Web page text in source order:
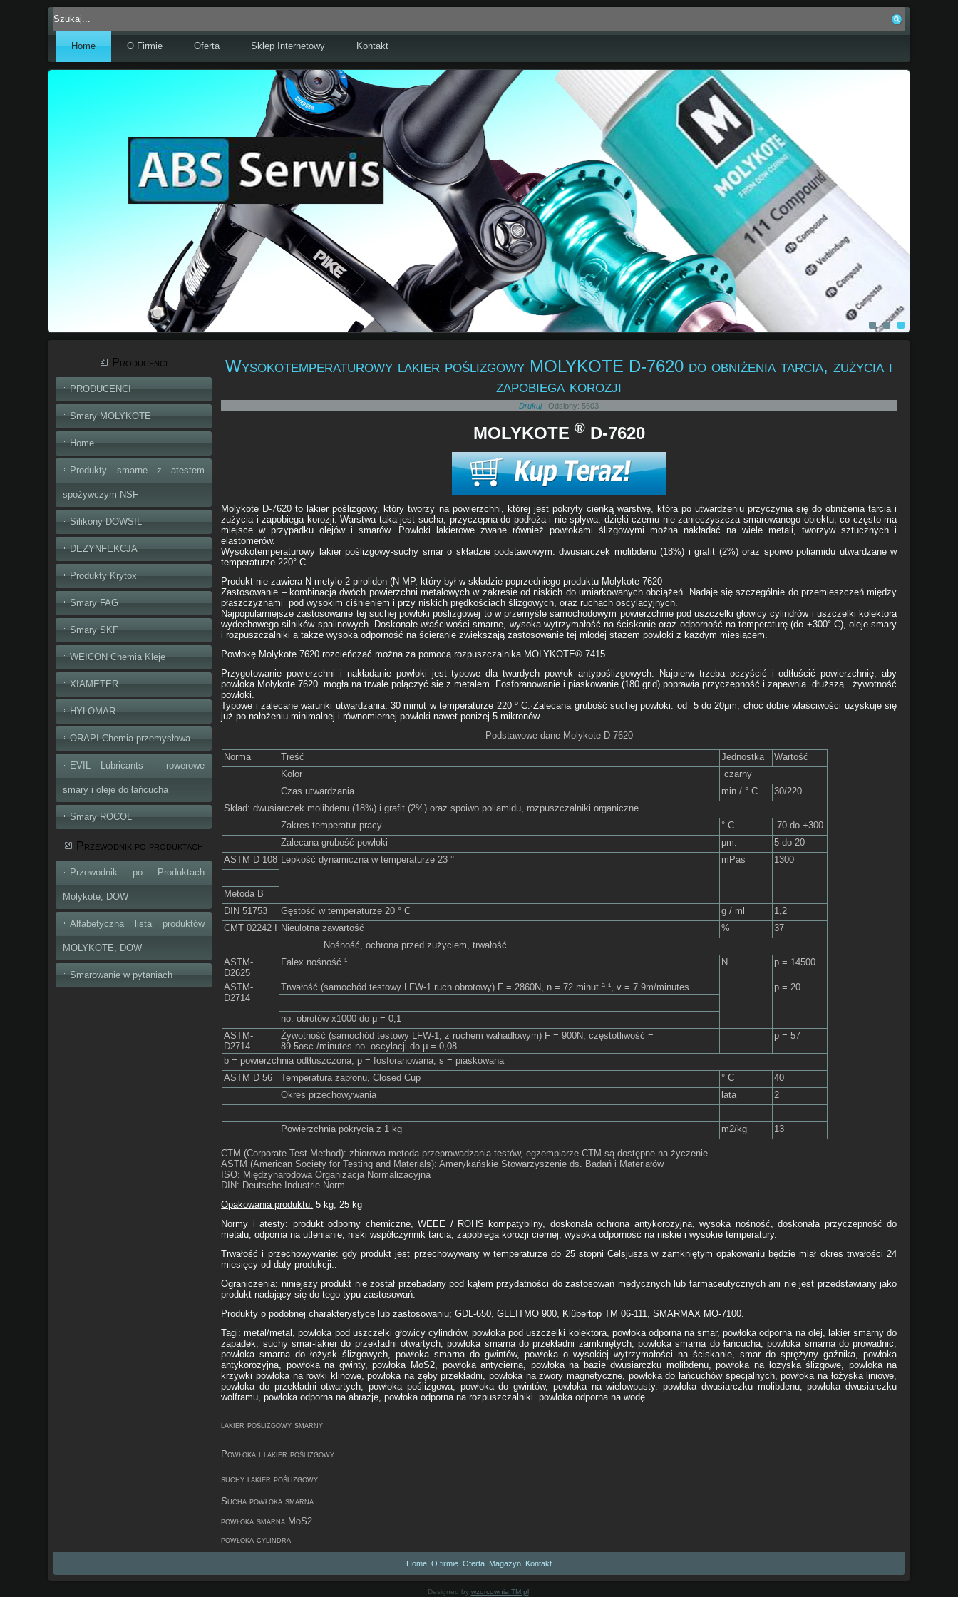
Home O Firmie Oferta Sklep Internetowy Kontakt
Producenci
PRODUCENCI
Smary MOLYKOTE
Home
Produkty smarne z atestem
spożywczym NSF
Silikony DOWSIL
DEZYNFEKCJA
Produkty Krytox
Smary FAG
Smary SKF
WEICON Chemia Kleje
XIAMETER
HYLOMAR
ORAPI Chemia przemysłowa
EVIL Lubricants - rowerowe
smary i oleje do łańcucha
Smary ROCOL
Przewodnik po produktach
Przewodnik po Produktach
Molykote, DOW
Alfabetyczna lista produktów
MOLYKOTE, DOW
Smarowanie w pytaniach
Wysokotemperaturowy lakier poślizgowy MOLYKOTE D-7620 do obniżenia tarcia, zużycia i
zapobiega korozji
Drukuj | Odsłony: 5603
MOLYKOTE ®D-7620
Molykote D-7620 to lakier poślizgowy, który tworzy na powierzchni, której jest pokryty cienką warstwę, która po utwardzeniu przyczynia się do obniżenia tarcia i
zużycia i zapobiega korozji. Warstwa taka jest sucha, przyczepna do podłoża i nie spływa, dzięki czemu nie zanieczyszcza smarowanego obiektu, co często ma
miejsce w przypadku olejów i smarów. Powłoki lakierowe zwane również powłokami ślizgowymi można nakładać na wiele metali, tworzyw sztucznych i
elastomerów.
Wysokotemperaturowy lakier poślizgowy-suchy smar o składzie podstawowym: dwusiarczek molibdenu (18%) i grafit (2%) oraz spoiwo poliamidu utwardzane w
temperaturze 220° C.
Produkt nie zawiera N-metylo-2-pirolidon (N-MP, który był w składzie poprzedniego produktu Molykote 7620
Zastosowanie – kombinacja dwóch powierzchni metalowych w zakresie od niskich do umiarkowanych obciążeń. Nadaje się szczególnie do przemieszczeń między
płaszczyznami pod wysokim ciśnieniem i przy niskich prędkościach ślizgowych, oraz ruchach oscylacyjnych.
Najpopularniejsze zastosowanie tej suchej powłoki poślizgowej to w przemyśle samochodowym powierzchnie pod uszczelki głowicy cylindrów i uszczelki kolektora
wydechowego silników spalinowych. Doskonałe właściwości smarne, wysoka wytrzymałość na ściskanie oraz odporność na temperaturę (do +300° C), oleje smary
i rozpuszczalniki a także wysoka odporność na ścieranie zwiększają zastosowanie tej młodej stażem powłoki z każdym miesiącem.
Powłokę Molykote 7620 rozcieńczać można za pomocą rozpuszczalnika MOLYKOTE® 7415.
Przygotowanie powierzchni i nakładanie powłoki jest typowe dla twardych powłok antypoślizgowych. Najpierw trzeba oczyścić i odtłuścić powierzchnię, aby
powłoka Molykote 7620 mogła na trwale połączyć się z metalem. Fosforanowanie i piaskowanie (180 grid) poprawia przyczepność i zapewnia dłuższą żywotność
powłoki.
Typowe i zalecane warunki utwardzania: 30 minut w temperaturze 220 º C.·Zalecana grubość suchej powłoki: od 5 do 20μm, choć dobre właściwości uzyskuje się
już po nałożeniu minimalnej i równomiernej powłoki nawet poniżej 5 mikronów.
Podstawowe dane Molykote D-7620
Norma
Treść Jednostka
Wartość
Kolor
czarny
Czas utwardzania
min / ° C
30/220
Skład: dwusiarczek molibdenu (18%) i grafit (2%) oraz spoiwo poliamidu, rozpuszczalniki organiczne
Zakres temperatur pracy
° C
-70 do +300
Zalecana grubość powłoki
μm.
5 do 20
ASTM D 108 Lepkość dynamiczna w temperaturze 23 ° mPas 1300
Metoda B
DIN 51753
Gęstość w temperaturze 20 ° C g / ml
1,2
CMT 02242 I
Nieulotna zawartość %
37
Nośność, ochrona przed zużyciem, trwałość
ASTM-
D2625
Falex nośność ¹ N p = 14500
ASTM-
D2714
Trwałość (samochód testowy LFW-1 ruch obrotowy) F = 2860N, n = 72 minut ª ¹, v = 7.9m/minutes p = 20
no. obrotów x1000 do μ = 0,1
ASTM-
D2714
Żywotność (samochód testowy LFW-1, z ruchem wahadłowym) F = 900N, częstotliwość =
89.5osc./minutes no. oscylacji do μ = 0,08
p = 57
b = powierzchnia odtłuszczona, p = fosforanowana, s = piaskowana
ASTM D 56
Temperatura zapłonu, Closed Cup ° C
40
Okres przechowywania
lata 2
Powierzchnia pokrycia z 1 kg m2/kg 13
CTM (Corporate Test Method): zbiorowa metoda przeprowadzania testów, egzemplarze CTM są dostępne na życzenie.
ASTM (American Society for Testing and Materials): Amerykańskie Stowarzyszenie ds. Badań i Materiałów
ISO: Międzynarodowa Organizacja Normalizacyjna
DIN: Deutsche Industrie Norm
Opakowania produktu: 5 kg, 25 kg
Normy i atesty: produkt odporny chemiczne, WEEE / ROHS kompatybilny, doskonała ochrona antykorozyjna, wysoka nośność, doskonała przyczepność do
metalu, odporna na utlenianie, niski współczynnik tarcia, zapobiega korozji ciernej, wysoka odporność na niskie i wysokie temperatury.
Trwałość i przechowywanie: gdy produkt jest przechowywany w temperaturze do 25 stopni Celsjusza w zamkniętym opakowaniu będzie miał okres trwałości 24
miesięcy od daty produkcji..
Ograniczenia: niniejszy produkt nie został przebadany pod kątem przydatności do zastosowań medycznych lub farmaceutycznych ani nie jest przedstawiany jako
produkt nadający się do tego typu zastosowań.
Produkty o podobnej charakterystyce lub zastosowaniu; GDL-650, GLEITMO 900, Klübertop TM 06-111, SMARMAX MO-7100.
Tagi: metal/metal, powłoka pod uszczelki głowicy cylindrów, powłoka pod uszczelki kolektora, powłoka odporna na smar, powłoka odporna na olej, lakier smarny do
zapadek, suchy smar-lakier do przekładni otwartych, powłoka smarna do przekładni zamkniętych, powłoka smarna do łańcucha, powłoka smarna do prowadnic,
powłoka smarna do łożysk ślizgowych, powłoka smarna do gwintów, powłoka o wysokiej wytrzymałości na ściskanie, smar do sprężyny gaźnika, powłoka
antykorozyjna, powłoka na gwinty, powłoka MoS2, powłoka antycierna, powłoka na bazie dwusiarczku molibdenu, powłoka na łożyska ślizgowe, powłoka na
krzywki powłoka na rowki klinowe, powłoka na zęby przekładni, powłoka na zwory magnetyczne, powłoka do łańcuchów specjalnych, powłoka na łożyska liniowe,
powłoka do przekładni otwartych, powłoka poślizgowa, powłoka do gwintów, powłoka na wielowpusty. powłoka dwusiarczku molibdenu, powłoka dwusiarczku
wolframu, powłoka odporna na abrazję, powłoka odporna na rozpuszczalniki. powłoka odporna na wodę.
lakier poślizgowy smarny
Powłoka i lakier poślizgowy
suchy lakier poślizgowy
Sucha powłoka smarna
powłoka smarna MoS2
powłoka cylindra
Home O firmie Oferta Magazyn Kontakt
Designed by wzorcownia.TM.pl.